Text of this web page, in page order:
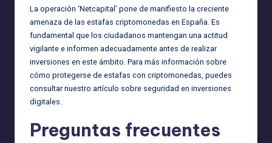
La operación ‘Netcapital’ pone de manifiesto la creciente
amenaza de las estafas criptomonedas en España. Es
fundamental que los ciudadanos mantengan una actitud
vigilante e informen adecuadamente antes de realizar
inversiones en este ámbito. Para más información sobre
cómo protegerse de estafas con criptomonedas, puedes
consultar nuestro artículo sobre seguridad en inversiones
digitales.
Preguntas frecuentes